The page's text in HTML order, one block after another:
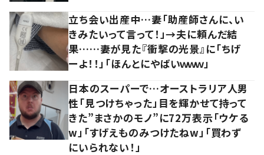
立ち会い出産中…妻「助産師さんに、い
きみたいって言って！」→夫に頼んだ結
果……妻が見た『衝撃の光景』に「ちげ
ーよ！！」「ほんとにやばいｗｗｗ」
日本のスーパーで…オーストラリア人男
性「見つけちゃった」目を輝かせて持って
きた”まさかのモノ”に72万表示「ウケる
w」「すげえものみつけたねw」「買わず
にいられない！」